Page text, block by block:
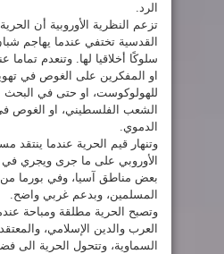
الرد.
تزعم النظرية الأوروبية أن
القدسية تختفي عندما يهاجم
سلوكًا أخلاقيا لها. وتنعدم تماما
او المفكرين على الغوص في
للهولوكوست، او حتى في البحث
الشعب الفلسطيني، او الغوص في
الدموي.
وتنهار قيم الحرية عندما
الأوروبي على ما جرى ويجري في
بعض مناطق آسيا، وفي بورما
المسلمين، وبدعم غربي واضح.
وتصبح الحرية مطلقة ومباحة
العرب والدين الإسلامي،
السماوية، وتتحول الحرية الى